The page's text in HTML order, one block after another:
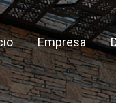
Empresa